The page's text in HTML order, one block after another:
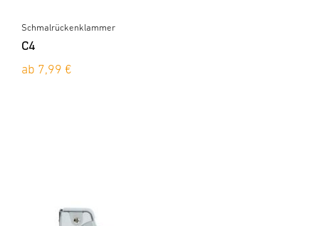
Schmalrückenklammer
C4
ab 7,99 €